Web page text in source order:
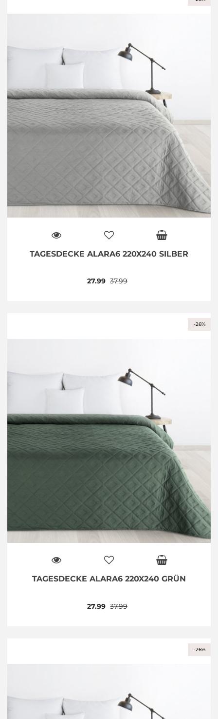
TAGESDECKE ALARA6 220X240 SILBER
37.99
27.99
TAGESDECKE ALARA6 220X240 GRÜN
37.99
-26%
27.99
-26%